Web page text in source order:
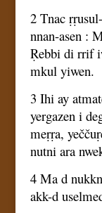
2 Tnac
nnan-asen :
Ṛebbi di rrif
mkul yiwen.
3 Ihi ay
yergazen i
meṛṛa,
nutni ara
4 Ma d
akk-d